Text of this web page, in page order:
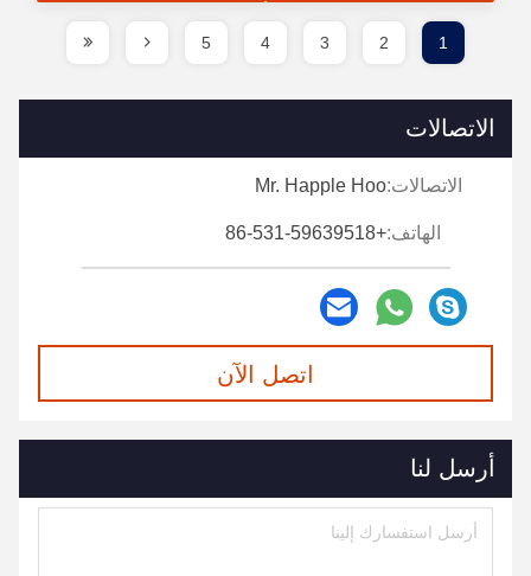
1
2
3
4
5
الاتصالات
الاتصالات:Mr. Happle Hoo
الهاتف:+86-531-59639518
اتصل الآن
أرسل لنا